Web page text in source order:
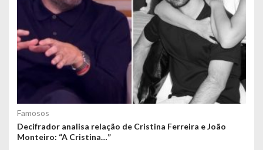
Famosos
Decifrador analisa relação de Cristina Ferreira e João
Monteiro: “A Cristina…”